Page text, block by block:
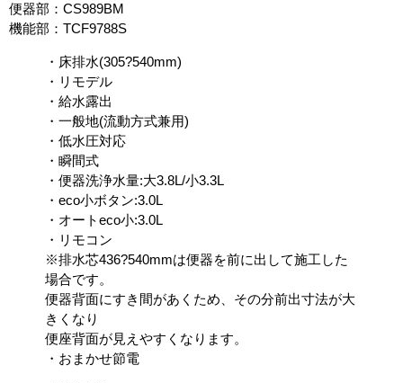
便器部：CS989BM
機能部：TCF9788S
・床排水(305?540mm)
・リモデル
・給水露出
・一般地(流動方式兼用)
・低水圧対応
・瞬間式
・便器洗浄水量:大3.8L/小3.3L
・eco小ボタン:3.0L
・オートeco小:3.0L
・リモコン
※排水芯436?540mmは便器を前に出して施工した
場合です。
便器背面にすき間があくため、その分前出寸法が大
きくなり
便座背面が見えやすくなります。
・おまかせ節電